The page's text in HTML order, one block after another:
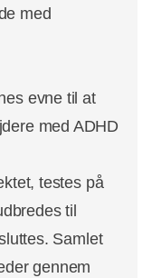
med
evne til at
med ADHD
testes på
til
Samlet
gennem